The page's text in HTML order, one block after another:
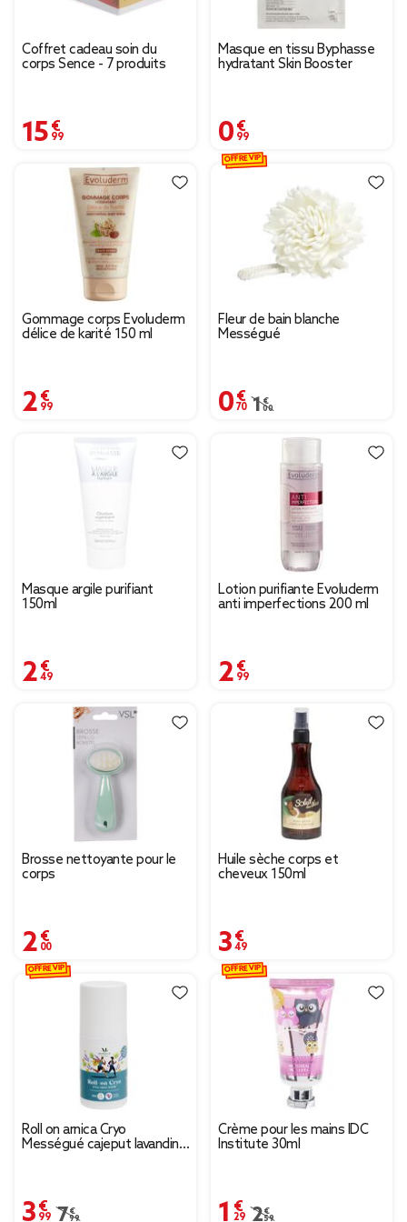
Coffret cadeau soin du
corps Sence - 7 produits
15,99 €
Masque en tissu Byphasse
hydratant Skin Booster
0,99 €
Gommage corps Evoluderm
délice de karité 150 ml
2,99 €
Fleur de bain blanche
Mességué
0,70 €
Prix remisé de 1,00 € à
1,00 €
OFFRE VIP
Masque argile purifiant
150ml
2,49 €
Lotion purifiante Evoluderm
anti imperfections 200 ml
2,99 €
Brosse nettoyante pour le
corps
2,00 €
Huile sèche corps et
cheveux 150ml
3,49 €
Roll on arnica Cryo
Mességué cajeput lavandin
3,99 €
Prix remisé de 7,99 € à 3,99 €
7,99 €
OFFRE VIP
Crème pour les mains IDC
Institute 30ml
1,29 €
Prix remisé de 2,59 €
2,59 €
OFFRE VIP